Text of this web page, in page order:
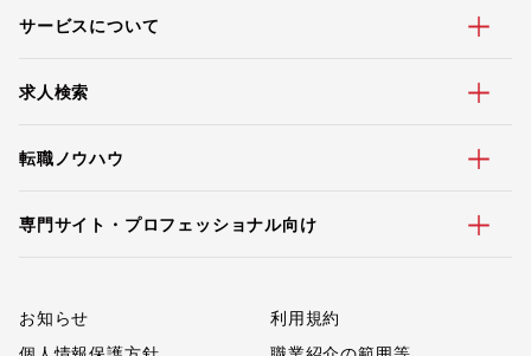
サービスについて
求人検索
転職ノウハウ
専門サイト・プロフェッショナル向け
お知らせ
利用規約